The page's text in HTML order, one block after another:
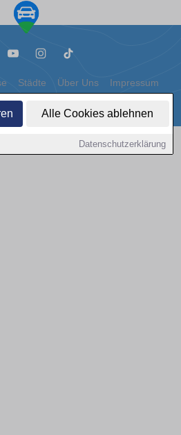
Alle Cookies ablehnen
Datenschutzerklärung
Städte Über Uns Impressum
Cookies
GmbH | Content by: 1a-sites-autos